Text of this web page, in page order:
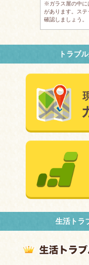
※ガラス屋の中に
があります。ス
確認しましょう。
トラブ
生活トラ